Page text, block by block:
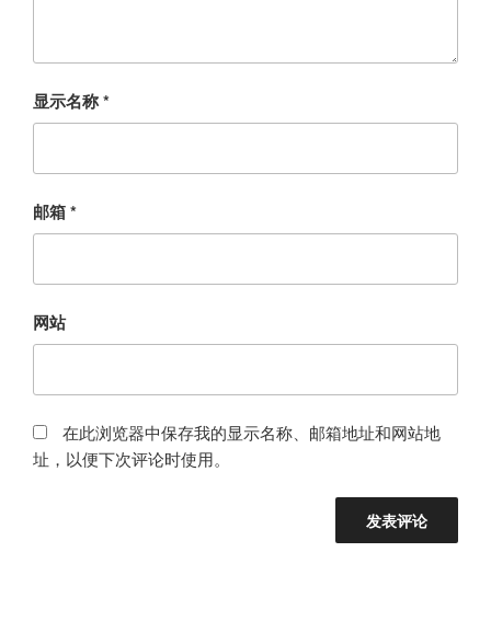
显示名称*
邮箱*
网站
在此浏览器中保存我的显示名称、邮箱地址和网站地
址，以便下次评论时使用。